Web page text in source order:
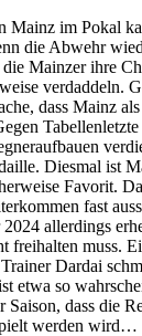
Mainz im Pokal
die Abwehr
Mainzer ihre
verdaddeln.
dass Mainz
Diesmal ist
Favorit.
fast
allerdings
freihalten muss.
Dardai
etwa so
dass die
werden wird…